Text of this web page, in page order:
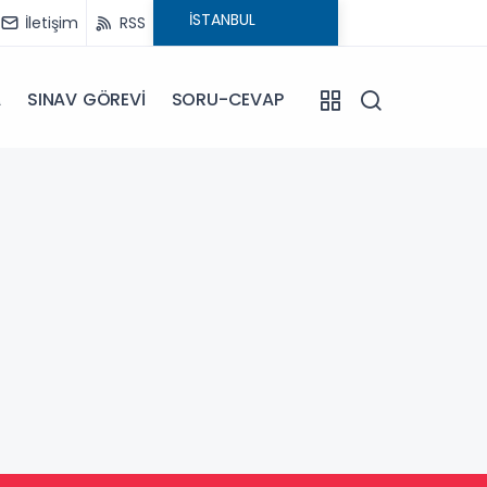
İletişim RSS
SINAV GÖREVİ SORU-CEVAP